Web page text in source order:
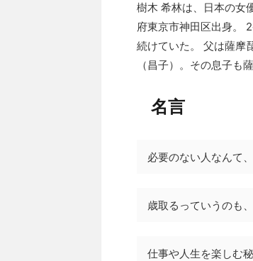
樹木 希林は、日本の女
府東京市神田区出身。
続けていた。 父は薩摩
（昌子）。その息子も
名言
必要のない人なんて
歳取るっていうのも
仕事や人生を楽しむ